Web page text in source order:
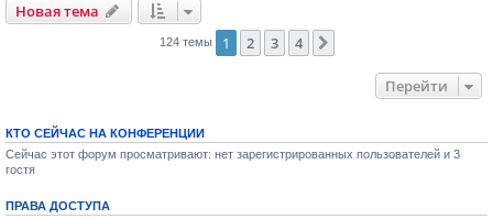
ю
щ
е
е
н
Новая тема
124 темы 1 2 3 4
Перейти
КТО СЕЙЧАС НА КОНФЕРЕНЦИИ
Сейчас этот форум просматривают: нет зарегистрированных пользователей и 3
гостя
ПРАВА ДОСТУПА